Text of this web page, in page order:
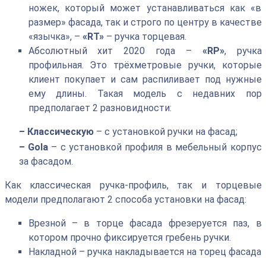
ножек, который может устанавливаться как «в
размер» фасада, так и строго по центру в качестве
«язычка», – «RT»– ручка торцевая.
Абсолютный хит 2020 года – «RP», ручка
профильная. Это трёхметровые ручки, которые
клиент покупает и сам распиливает под нужные
ему длины. Такая модель с недавних пор
предполагает 2 разновидности:
– Классическую– с установкой ручки на фасад;
– Gola– с установкой профиля в мебельный корпус
за фасадом.
Как классическая ручка-профиль, так и торцевые
модели предполагают 2 способа установки на фасад:
Врезной – в торце фасада фрезеруется паз, в
котором прочно фиксируется гребень ручки.
Накладной – ручка накладывается на торец фасада